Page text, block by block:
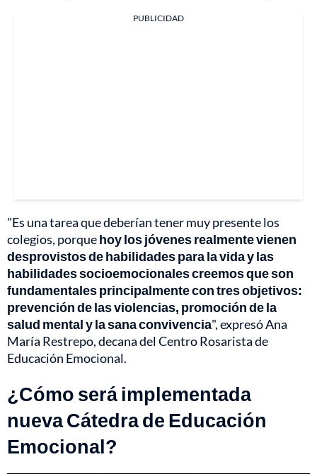
PUBLICIDAD
"Es una tarea que deberían tener muy presente los
colegios, porquehoy los jóvenes realmente vienen
desprovistos de habilidades para la vida y las
habilidades socioemocionales creemos que son
fundamentales principalmente con tres objetivos:
prevención de las violencias, promoción de la
salud mental y la sana convivencia", expresó Ana
María Restrepo, decana del Centro Rosarista de
Educación Emocional.
¿Cómo será implementada
nueva Cátedra de Educación
Emocional?